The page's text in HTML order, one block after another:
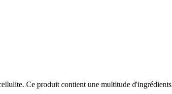
Ce produit contient une multitude